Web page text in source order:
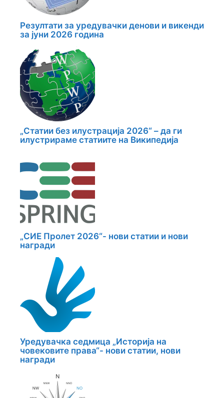
Резултати за уредувачки денови и викенди
за јуни 2026 година
„Статии без илустрација 2026“ – да ги
илустрираме статиите на Википедија
„СИЕ Пролет 2026“- нови статии и нови
награди
Уредувачка седмица „Историја на
човековите права“- нови статии, нови
награди